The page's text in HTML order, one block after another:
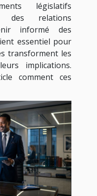
législatifs
des relations
informé des
essentiel pour
transforment les
implications.
comment ces